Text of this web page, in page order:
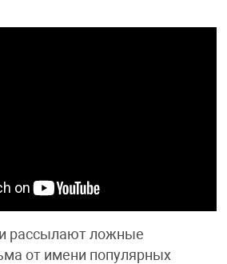
рассылают ложные
от имени популярных